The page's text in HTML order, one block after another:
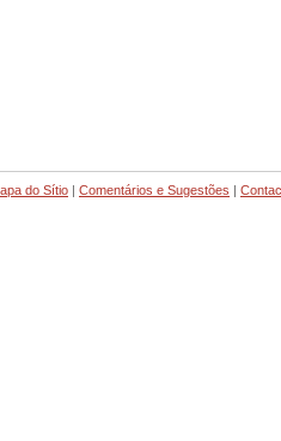
do Sítio Comentários e Sugestões